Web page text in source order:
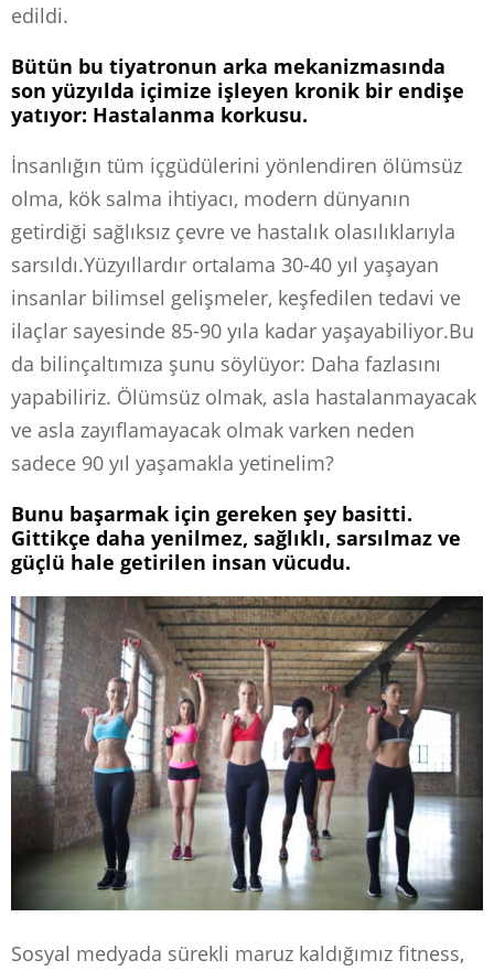
edildi.
Bütün bu tiyatronun arka mekanizmasında
son yüzyılda içimize işleyen kronik bir endişe
yatıyor: Hastalanma korkusu.
İnsanlığın tüm içgüdülerini yönlendiren ölümsüz
olma, kök salma ihtiyacı, modern dünyanın
getirdiği sağlıksız çevre ve hastalık olasılıklarıyla
sarsıldı.Yüzyıllardır ortalama 30-40 yıl yaşayan
insanlar bilimsel gelişmeler, keşfedilen tedavi ve
ilaçlar sayesinde 85-90 yıla kadar yaşayabiliyor.Bu
da bilinçaltımıza şunu söylüyor: Daha fazlasını
yapabiliriz. Ölümsüz olmak, asla hastalanmayacak
ve asla zayıflamayacak olmak varken neden
sadece 90 yıl yaşamakla yetinelim?
Bunu başarmak için gereken şey basitti.
Gittikçe daha yenilmez, sağlıklı, sarsılmaz ve
güçlü hale getirilen insan vücudu.
Sosyal medyada sürekli maruz kaldığımız fitness,